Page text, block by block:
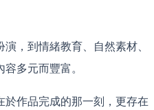
，到情緒教育、自然素材、
多元而豐富。
作品完成的那一刻，更存在